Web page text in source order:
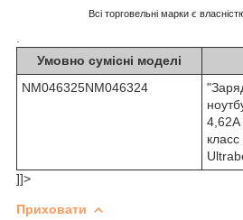
Всі торговельні марки є
Умовно сумісні моделі
NM046325NM046324
4,62A
]]>
Приховати